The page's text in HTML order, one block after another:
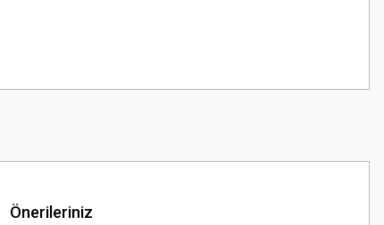
Önerileriniz